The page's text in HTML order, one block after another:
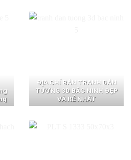
ĐỊA CHỈ BÁN TRANH DÁN
TƯỜNG 3D BẮC NINH ĐẸP
VÀ RẺ NHẤT